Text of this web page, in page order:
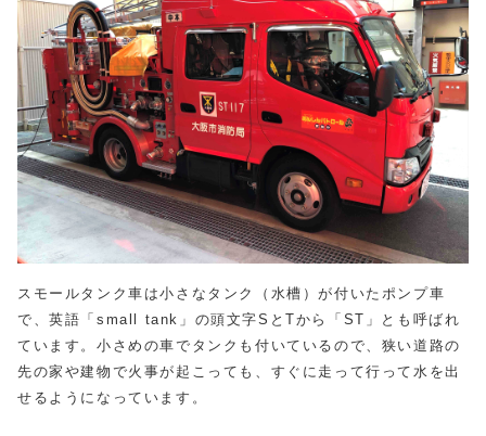
スモールタンク車は小さなタンク（水槽）が付いたポンプ車
で、英語「small tank」の頭文字SとTから「ST」とも呼ばれ
ています。小さめの車でタンクも付いているので、狭い道路の
先の家や建物で火事が起こっても、すぐに走って行って水を出
せるようになっています。